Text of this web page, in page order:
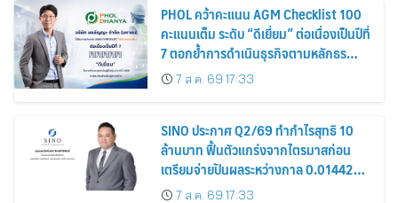
PHOL คว้าคะแนน AGM Checklist 100
คะแนนเต็ม ระดับ “ดีเยี่ยม” ต่อเนื่องเป็นปีที่
7 ตอกย้ำการดำเนินธุรกิจตามหลักธร
รมาภิบาล โปร่งใส สร้างความเชื่อมั่นผู้ถือ
หุ้น
7 ส.ค. 69 17:33
SINO ประกาศ Q2/69 ทำกำไรสุทธิ 10
ล้านบาท ฟื้นตัวแกร่งจากไตรมาสก่อน
เตรียมจ่ายปันผลระหว่างกาล 0.014423
บาทต่อหุ้น ครึ่งปีหลังมุ่งเติบโตต่อเนื่อง
7 ส.ค. 69 17:33